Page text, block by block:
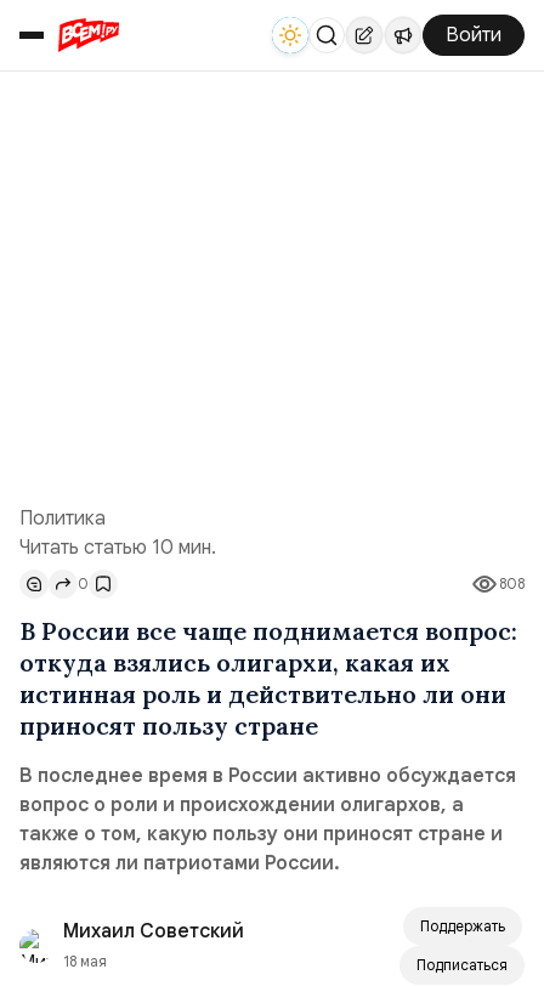
Войти
Политика
Читать статью 10 мин.
808
0
В России все чаще поднимается вопрос:
откуда взялись олигархи, какая их
истинная роль и действительно ли они
приносят пользу стране
В последнее время в России активно обсуждается
вопрос о роли и происхождении олигархов, а
также о том, какую пользу они приносят стране и
являются ли патриотами России.
Михаил Советский
18 мая
Поддержать
Подписаться